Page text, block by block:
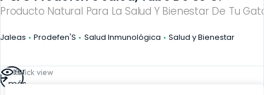
Producto Natural Para La Salud Y Bienestar De Tu
Jaleas Prodefen'S Salud Inmunológica Salud y Bienestar
Quick view
Leer
más